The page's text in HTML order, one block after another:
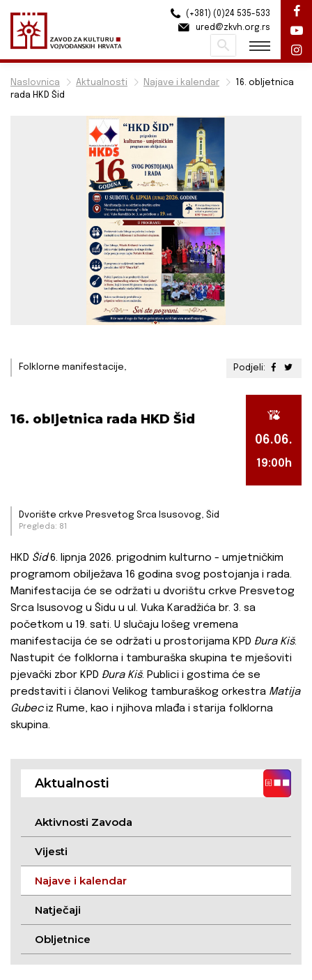
Naslovnica Aktualnosti Najave i kalendar
16. obljetnica
rada HKD Šid
Podjeli:
Folklorne manifestacije,
06.06.
19:00h
16. obljetnica rada HKD Šid
Dvorište crkve Presvetog Srca Isusovog, Šid
Pregleda: 81
HKD Šid6. lipnja 2026. prigodnim kulturno - umjetničkim
programom obilježava 16 godina svog postojanja i rada.
Manifestacija će se održati u dvorištu crkve Presvetog
Srca Isusovog u Šidu u ul. Vuka Karadžića br. 3. sa
početkom u 19. sati. U slučaju lošeg vremena
manifestacija će se održati u prostorijama KPD Đura Kiš.
Nastupit će folklorna i tamburaška skupina te mješoviti
pjevački zbor KPD Đura Kiš. Publici i gostima će se
predstaviti i članovi Velikog tamburaškog orkestra Matija
Gubeciz Rume, kao i njihova mlađa i starija folklorna
skupina.
Aktualnosti
Aktivnosti Zavoda
Vijesti
Najave i kalendar
Natječaji
Obljetnice
(+381) (0)24 535-533
ured@zkvh.org.rs
Pretraži